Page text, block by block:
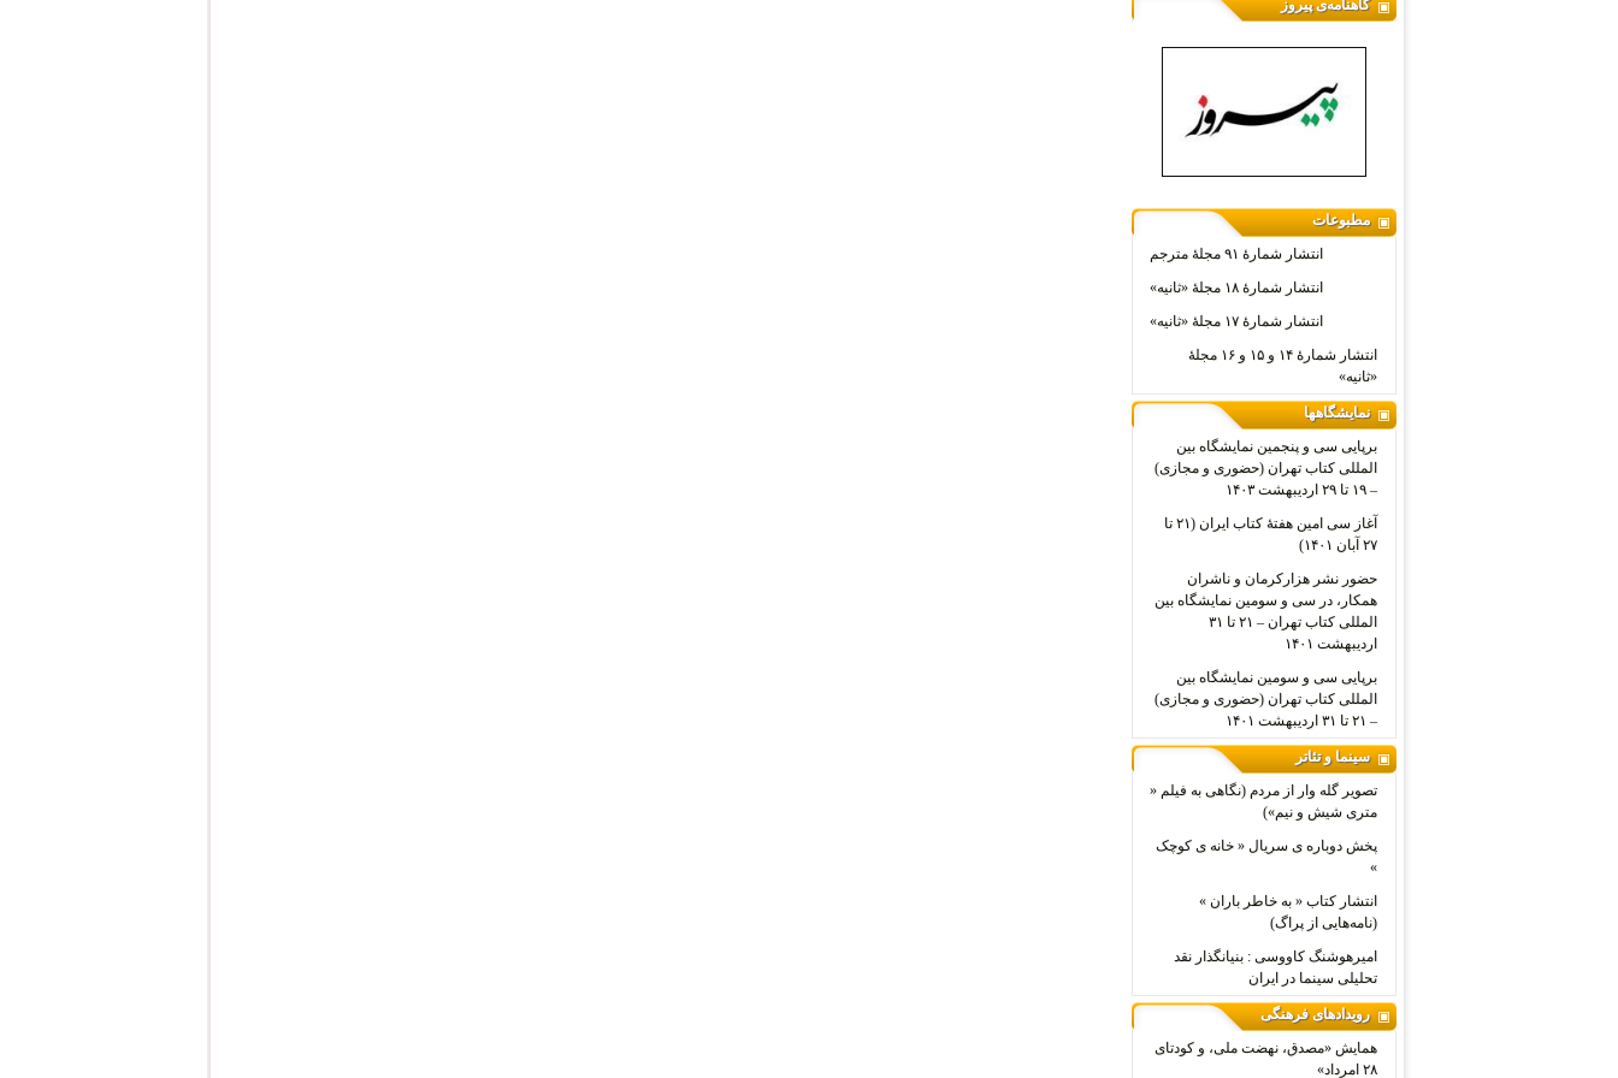
گاهنامه‌ی پیروز
مطبوعات
انتشار شمارۀ ۹۱ مجلۀ مترجم
انتشار شمارۀ ۱۸ مجلۀ «ثانیه»
انتشار شمارۀ ۱۷ مجلۀ «ثانیه»
انتشار شمارۀ ۱۴ و ۱۵ و ۱۶ مجلۀ
«ثانیه»
نمایشگاهها
برپایی سی و پنجمین نمایشگاه بین
المللی کتاب تهران (حضوری و مجازی)
– ۱۹ تا ۲۹ اردیبهشت ۱۴۰۳
آغاز سی امین هفتۀ کتاب ایران (۲۱ تا
۲۷ آبان ۱۴۰۱)
حضور نشر هزارکرمان و ناشران
همکار، در سی و سومین نمایشگاه بین
المللی کتاب تهران – ۲۱ تا ۳۱
اردیبهشت ۱۴۰۱
برپایی سی و سومین نمایشگاه بین
المللی کتاب تهران (حضوری و مجازی)
– ۲۱ تا ۳۱ اردیبهشت ۱۴۰۱
سینما و تئاتر
تصویر گله وار از مردم (نگاهی به فیلم «
متری شیش و نیم»)
پخش دوباره ی سریال « خانه ی کوچک
»
انتشار کتاب « به خاطر باران »
(نامه‌هایی از پراگ)
امیرهوشنگ کاووسی : بنیانگذار نقد
تحلیلی سینما در ایران
رویدادهای فرهنگی
همایش «مصدق، نهضت ملی، و کودتای
۲۸ امرداد»